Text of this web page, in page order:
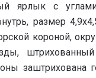
ярлык с
размер
короной,
заштрихована